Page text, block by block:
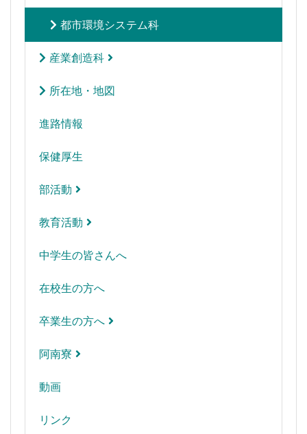
都市環境システム科
産業創造科
所在地・地図
進路情報
保健厚生
部活動
教育活動
中学生の皆さんへ
在校生の方へ
卒業生の方へ
阿南寮
動画
リンク